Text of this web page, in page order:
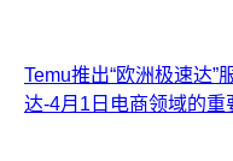
Temu推出“欧洲极速达”
达-4月1日电商领域的重